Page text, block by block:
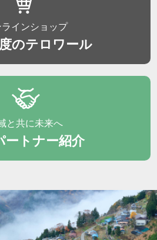
ラインショップ
のテロワール
と共に未来へ
ートナー紹介